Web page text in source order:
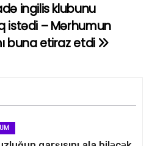
ingilis klubunu
istədi – Mərhumun
buna etiraz etdi